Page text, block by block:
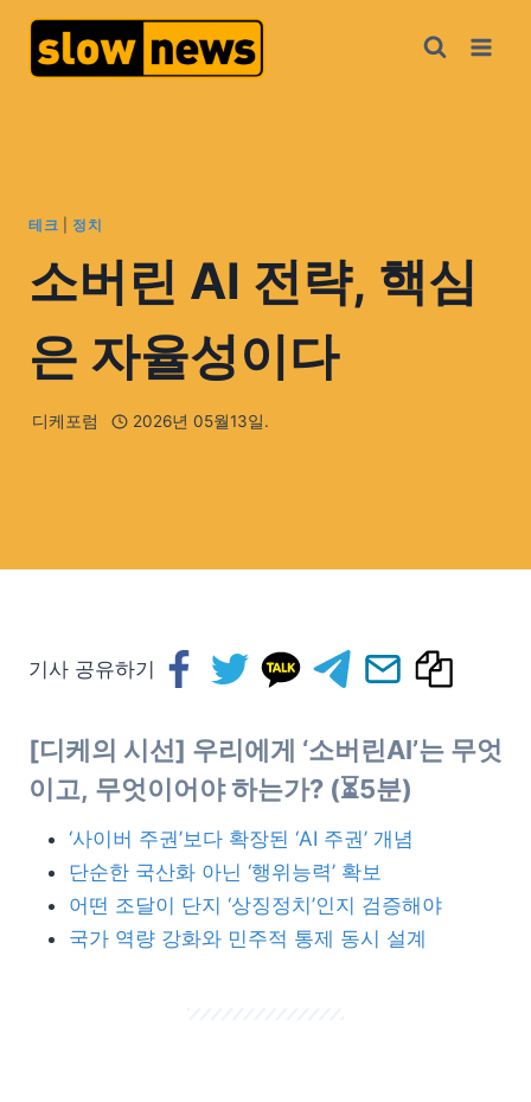
테크 정치
소버린 AI 전략, 핵심
은 자율성이다
디케포럼 2026년 05월13일.
기사 공유하기
[디케의 시선] 우리에게 ‘소버린AI’는 무엇
이고, 무엇이어야 하는가? (⏳5분)
‘사이버 주권’보다 확장된 ‘AI 주권’ 개념
단순한 국산화 아닌 ‘행위능력’ 확보
어떤 조달이 단지 ‘상징정치’인지 검증해야
국가 역량 강화와 민주적 통제 동시 설계